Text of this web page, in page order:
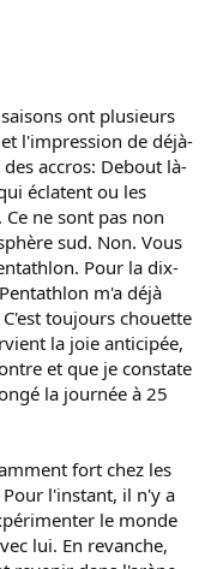
ont plusieurs
l'impression de déjà-
accros: Debout là-
éclatent ou les
ne sont pas non
sud. Non. Vous
Pour la dix-
m'a déjà
toujours chouette
la joie anticipée,
et que je constate
la journée à 25
fort chez les
l'instant, il n'y a
le monde
lui. En revanche,